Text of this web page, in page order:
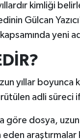
kimliği
Gülcan
yeni
yıllar
adli
göre dosya,
araştırmalar